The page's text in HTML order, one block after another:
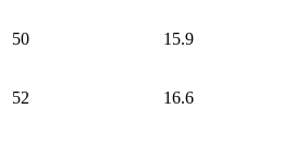
50 15.9
52 16.6